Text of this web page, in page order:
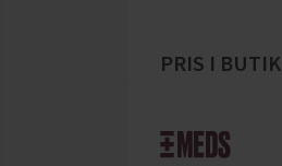
PRIS I BUTIK